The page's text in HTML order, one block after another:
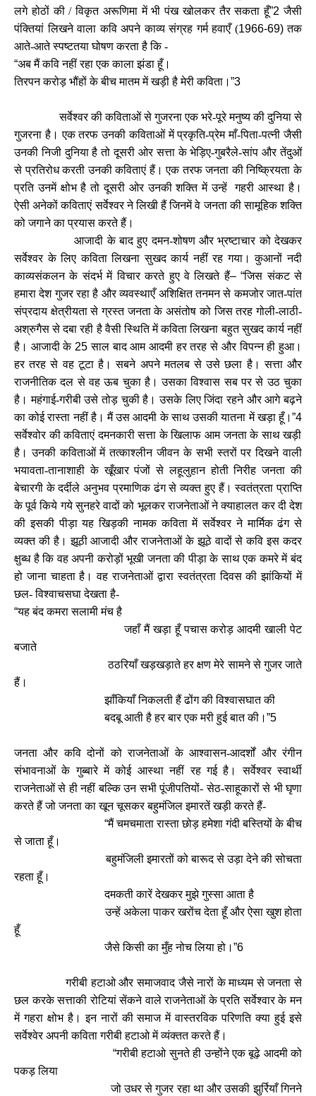
लगे होठों की / विकृत अरूणिमा में भी पंख खोलकर तैर सकता हूँ”2 जैसी
पंक्तियां लिखने वाला कवि अपने काव्य संग्रह गर्म हवाएँ (1966-69)तक
आते-आते स्पष्टतया घोषण करता है कि -
“अब मैं कवि नहीं रहा एक काला झंडा हूँ।
तिरपन करोड़ भौंहों के बीच मातम में खड़ी है मेरी कविता। ”3
सर्वेश्वर की कविताओं से गुजरना एक भरे-पूरे मनुष्य की दुनिया से
गुजरना है। एक तरफ उनकी कविताओं में प्रकृति-प्रेम माँ-पिता-पत्नी जैसी
उनकी निजी दुनिया है तो दूसरी ओर सत्ता के भेड़ि‍ए-गुबरैले-सांप और तेंदुओं
से प्रतिरोध करती उनकी कविताएं हैं। एक तरफ जनता की निष्क्रियता के
प्रति उनमें क्षोभ है तो दूसरी ओर उनकी शक्ति में उन्हें गहरी आस्था है।
ऐसी अनेकों कविताएं सर्वेश्वर ने लिखी हैं जिनमें वे जनता की सामूहिक शक्ति
को जगाने का प्रयास करते हैं।
आजादी के बाद हुए दमन-शोषण और भ्रष्टाचार को देखकर
सर्वेश्वर के लिए कविता लिखना सुखद कार्य नहीं रह गया। कुआनों नदी
काव्यसंकलन के संदर्भ में विचार करते हुए वे लिखते हैं– “जिस संकट से
हमारा देश गुजर रहा है और व्यवस्थाएँ अशिक्षित तनमन से कमजोर जात-पांत
संप्रदाय क्षेत्रीयता से ग्रस्त जनता के असंतोष को जिस तरह गोली-लाठी-
अश्रुगैस से दबा रही है वैसी स्थिति में कविता लिखना बहुत सुखद कार्य नहीं
है। आजादी के 25 साल बाद आम आदमी हर तरह से और विपन्न ही हुआ।
हर तरह से वह टूटा है। सबने अपने मतलब से उसे छला है। सत्ता और
राजनीतिक दल से वह ऊब चुका है। उसका विश्वास सब पर से उठ चुका
है। महंगाई-गरीबी उसे तोड़ चुकी है। उसके लिए जिंदा रहने और आगे बढ़ने
का कोई रास्ता नहीं है। मैं उस आदमी के साथ उसकी यातना में खड़ा हूँ। ”4
सर्वेश्वोर की कविताएं दमनकारी सत्ता के खिलाफ आम जनता के साथ खड़ी
है। उनकी कविताओं में तत्काश्लीन जीवन के सभी स्तरों पर दिखने वाली
भयावता-तानाशाही के खूँखार पंजों से लहूलुहान होती निरीह जनता की
बेचारगी के दर्दीले अनुभव प्रमाणिक ढंग से व्यक्त हुए हैं। स्वतंत्रता प्राप्ति
के पूर्व किये गये सुनहरे वादों को भूलकर राजनेताओं ने क्याहालत कर दी देश
की इसकी पीड़ा यह खिड़की नामक कविता में सर्वेश्वर ने मार्मिक ढंग से
व्यक्त की है। झूठी आजादी और राजनेताओं के झूठे वादों से कवि इस कदर
क्षुब्ध है कि वह अपनी करोड़ों भूखी जनता की पीड़ा के साथ एक कमरे में बंद
हो जाना चाहता है। वह राजनेताओं द्वारा स्वतंत्रता दिवस की झांकियों में
छल- विश्वाचसघा देखता है-
“यह बंद कमरा सलामी मंच है
जहाँ मैं खड़ा हूँ पचास करोड़ आदमी खाली पेट
बजाते
ठठरियाँ खड़खड़ाते हर क्षण मेरे सामने से गुजर जाते
हैं।
झाँकियाँ निकलती हैं ढोंग की विश्वासघात की
बदबू आती है हर बार एक मरी हुई बात की। ”5
जनता और कवि दोनों को राजनेताओं के आश्वासन-आदर्शों और रंगीन
संभावनाओं के गुब्बारे में कोई आस्था नहीं रह गई है। सर्वेश्वर स्वार्थी
राजनेताओं से ही नहीं बल्कि उन सभी पूंजीपतियों- सेठ-साहूकारों से भी घृणा
करते हैं जो जनता का खून चूसकर बहुमंजिल इमारतें खड़ी करते हैं-
“मैं चमचमाता रास्ता छोड़ हमेशा गंदी बस्तियों के बीच
से जाता हूँ।
बहुमंजिली इमारतों को बारूद से उड़ा देने की सोचता
रहता हूँ।
दमकती कारें देखकर मुझे गुस्सा आता है
उन्हें अकेला पाकर खरोंच देता हूँ और ऐसा खुश होता
हूँ
जैसे किसी का मुँह नोच लिया हो। ”6
गरीबी हटाओ और समाजवाद जैसे नारों के माध्यम से जनता से
छल करके सत्ताकी रोटियां सेंकने वाले राजनेताओं के प्रति सर्वेश्वार के मन
में गहरा क्षोभ है। इन नारों की समाज में वास्तरविक परिणति क्या हुई इसे
सर्वेश्वेर अपनी कविता गरीबी हटाओ में व्यंक्तत करते हैं।
“गरीबी हटाओ सुनते ही उन्होंने एक बूढ़े आदमी को
पकड़ लिया
जो उधर से गुजर रहा था और उसकी झुर्रियाँ गिनने